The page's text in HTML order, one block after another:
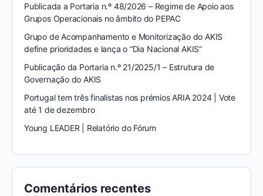
Publicada a Portaria n.º 48/2026 – Regime de Apoio aos
Grupos Operacionais no âmbito do PEPAC
Grupo de Acompanhamento e Monitorização do AKIS
define prioridades e lança o “Dia Nacional AKIS”
Publicação da Portaria n.º 21/2025/1 – Estrutura de
Governação do AKIS
Portugal tem três finalistas nos prémios ARIA 2024 | Vote
até 1 de dezembro
Young LEADER | Relatório do Fórum
Comentários recentes